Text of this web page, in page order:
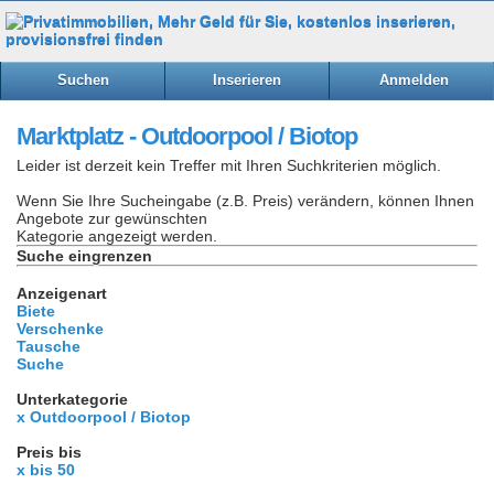
Suchen Inserieren Anmelden
Marktplatz - Outdoorpool / Biotop
Leider ist derzeit kein Treffer mit Ihren Suchkriterien möglich.
Wenn Sie Ihre Sucheingabe (z.B. Preis) verändern, können Ihnen
Angebote zur gewünschten
Kategorie angezeigt werden.
Suche eingrenzen
Anzeigenart
Biete
Verschenke
Tausche
Suche
Unterkategorie
x Outdoorpool / Biotop
Preis bis
x bis 50